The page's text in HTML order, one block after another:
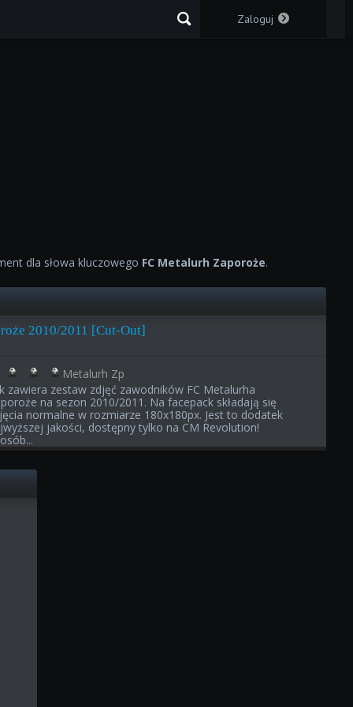
Zaloguj
dla słowa kluczowego FC Metalurh Zaporoże.
2010/2011 [Cut-Out]
Metalurh Zp
zawiera zestaw zdjęć zawodników FC Metalurha
na sezon 2010/2011. Na facepack składają się
normalne w rozmiarze 180x180px. Jest to dodatek
jakości, dostępny tylko na CM Revolution!